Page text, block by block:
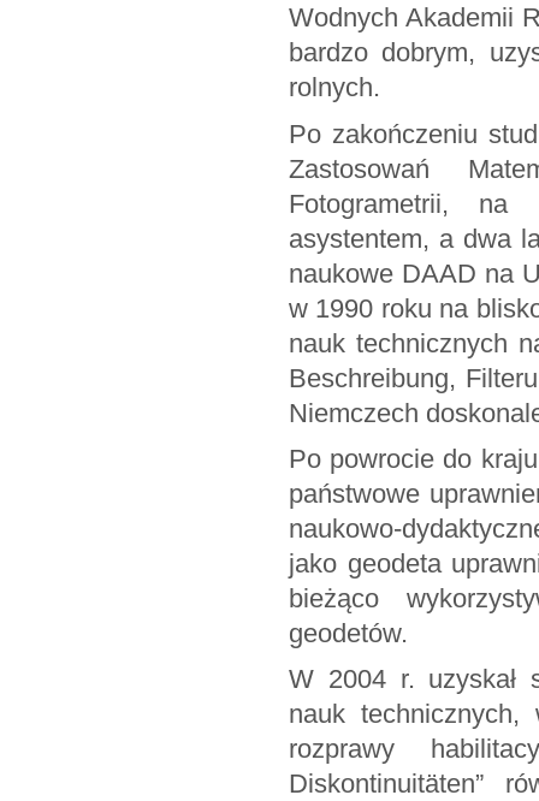
Wodnych Akademii
bardzo dobrym,
rolnych.
Po zakończeniu
Zastosowań
Fotogrametrii, na
asystentem, a dwa
naukowe DAAD na
w 1990 roku na
nauk technicznych
Beschreibung,
Niemczech
Po powrocie do
państwowe
naukowo-
jako geodeta
bieżąco
geodetów.
W 2004 r. uzyskał
nauk
rozprawy
Diskontinuitäten”